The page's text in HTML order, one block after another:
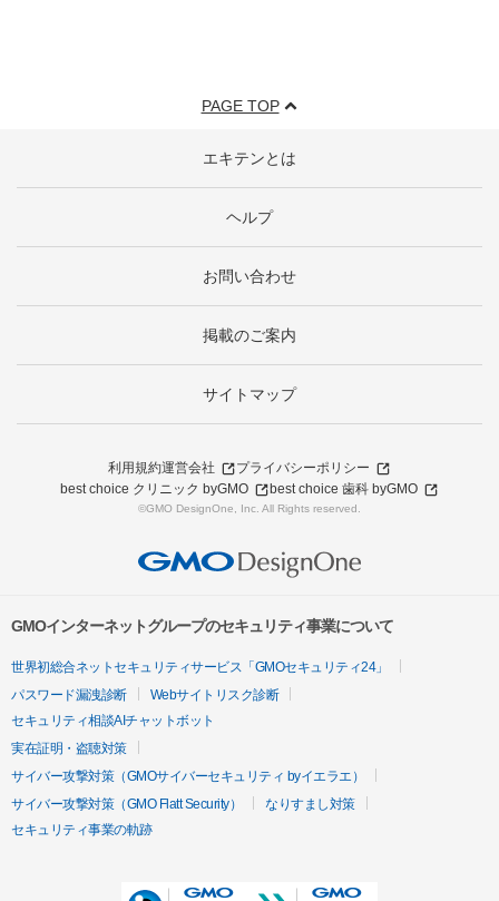
PAGE TOP
エキテンとは
ヘルプ
お問い合わせ
掲載のご案内
サイトマップ
利用規約運営会社
プライバシーポリシー
best choice クリニック byGMO
best choice 歯科 byGMO
©GMO DesignOne, Inc. All Rights reserved.
GMOインターネットグループのセキュリティ事業について
世界初総合ネットセキュリティサービス「GMOセキュリティ24」
パスワード漏洩診断
Webサイトリスク診断
セキュリティ相談AIチャットボット
実在証明・盗聴対策
サイバー攻撃対策（GMOサイバーセキュリティ byイエラエ）
サイバー攻撃対策（GMO Flatt Security）
なりすまし対策
セキュリティ事業の軌跡